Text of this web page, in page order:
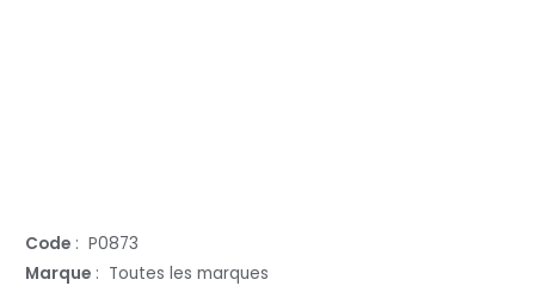
Code : P0873
Marque : Toutes les marques